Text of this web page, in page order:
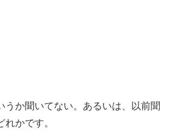
うか聞いてない。あるいは、以前聞
かです。